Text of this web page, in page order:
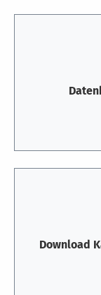
Download